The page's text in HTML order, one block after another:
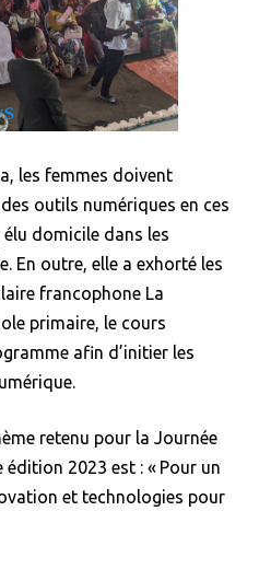
les femmes doivent
outils numériques en ces
domicile dans les
En outre, elle a exhorté les
francophone La
primaire, le cours
afin d’initier les
retenu pour la Journée
2023 est : « Pour un
et technologies pour